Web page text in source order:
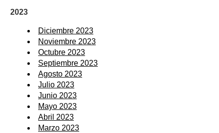
2023
Diciembre 2023
Noviembre 2023
Octubre 2023
Septiembre 2023
Agosto 2023
Julio 2023
Junio 2023
Mayo 2023
Abril 2023
Marzo 2023